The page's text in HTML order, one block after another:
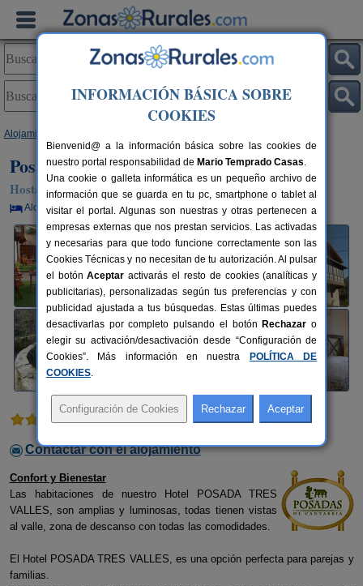
Alojamientos
Posada Tres Valles
Hostal Rural en Mirones / Miera (Cantabria)
Alquiler por habitaciones 20+1 plazas 25 km de Santander
1 comentario
Contactar con el alojamiento
Confort y Bienestar
Las habitaciones de nuestro Hotel POSADA TRES
VALLES, son amplias y luminosas, todas tienen vistas
al valle, zona de descanso con todas las comodidades.
El Hotel POSADA TRES VALLES, es una opción perfecta para parejas y
familias.
INFORMACIÓN BÁSICA SOBRE
COOKIES
Bienvenid@ a la información básica sobre las cookies de
nuestro portal responsabilidad de Mario Temprado Casas.
Una cookie o galleta informática es un pequeño archivo de
información que se guarda en tu pc, smartphone o tablet al
visitar el portal. Algunas son nuestras y otras pertenecen a
empresas externas que nos prestan servicios. Las activadas
y necesarias para que todo funcione correctamente son las
Cookies Técnicas y no necesitan de tu autorización. Al pulsar
el botónAceptar activarás el resto de cookies (analíticas y
publicitarias), personalizadas según tus preferencias y con
publicidad ajustada a tus búsquedas. Estas últimas puedes
desactivarlas por completo pulsando el botón Rechazar o
elegir su activación/desactivación desde “Configuración de
Cookies”. Más información en nuestra
POLÍTICA DE
COOKIES.